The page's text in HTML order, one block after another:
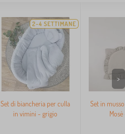
2-4 SETTIMANE
Set di biancheria per culla
in vimini - grigio
Set in
>